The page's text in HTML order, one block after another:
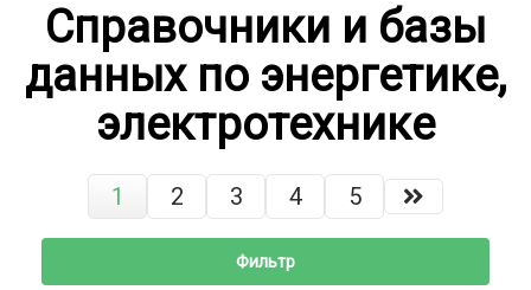
Справочники и базы
данных по энергетике,
электротехнике
1 2 3 4 5
Фильтр